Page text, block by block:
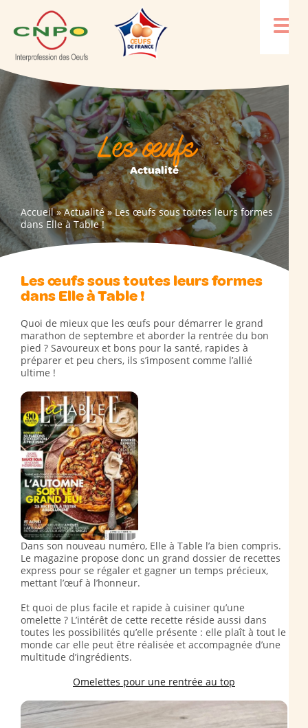
Les œufs
Actualité
Accueil»Actualité»Les œufs sous toutes leurs formes
dans Elle à Table !
Les œufs sous toutes leurs formes
dans Elle à Table !
Quoi de mieux que les œufs pour démarrer le grand
marathon de septembre et aborder la rentrée du bon
pied ? Savoureux et bons pour la santé, rapides à
préparer et peu chers, ils s’imposent comme l’allié
ultime !
Dans son nouveau numéro, Elle à Table l’a bien compris.
Le magazine propose donc un grand dossier de recettes
express pour se régaler et gagner un temps précieux,
mettant l’œuf à l’honneur.
Et quoi de plus facile et rapide à cuisiner qu’une
omelette ? L’intérêt de cette recette réside aussi dans
toutes les possibilités qu’elle présente : elle plaît à tout le
monde car elle peut être réalisée et accompagnée d’une
multitude d’ingrédients.
Omelettes pour une rentrée au top